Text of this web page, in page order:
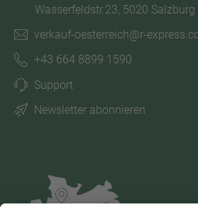
Wasserfeldstr.23, 5020 Salzburg
verkauf-oesterreich@r-
+43 664 8899 1590
Support
Newsletter abonnieren